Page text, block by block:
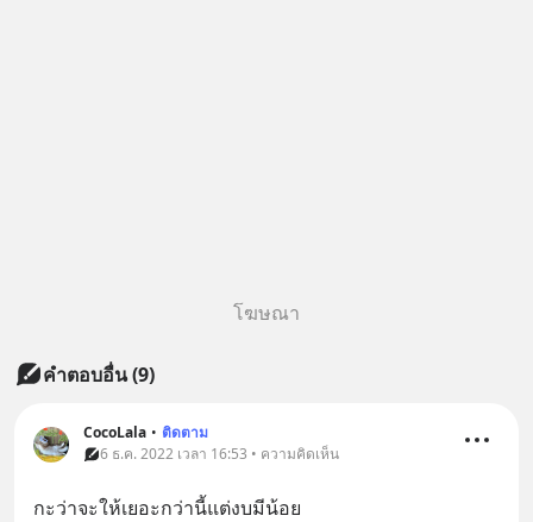
โฆษณา
คำตอบอื่น(9)
CocoLala • ติดตาม
6 ธ.ค. 2022 เวลา 16:53 • ความคิดเห็น
กะว่าจะให้เยอะกว่านี้แต่งบมีน้อย